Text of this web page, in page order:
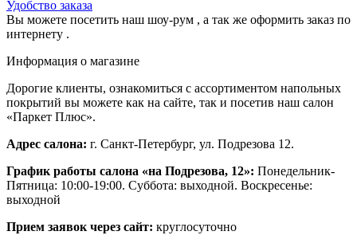
Удобство заказа
Вы можете посетить наш шоу-рум , а так же оформить заказ по
интернету .
Информация о магазине
Дорогие клиенты, ознакомиться с ассортиментом напольных
покрытий вы можете как на сайте, так и посетив наш салон
«Паркет Плюс».
Адрес салона: г. Санкт-Петербург, ул. Подрезова 12.
График работы салона «на Подрезова, 12»: Понедельник-
Пятница: 10:00-19:00. Суббота: выходной. Воскресенье:
выходной
Прием заявок через сайт: круглосуточно